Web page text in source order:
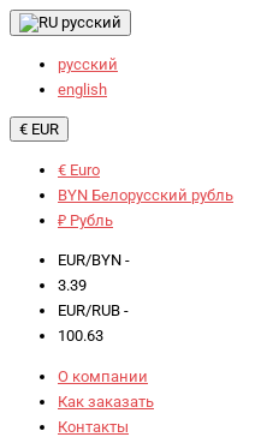
русский
русский
english
€ EUR
€ Euro
BYN Белорусский рубль
₽ Рубль
EUR/BYN -
3.39
EUR/RUB -
100.63
О компании
Как заказать
Контакты